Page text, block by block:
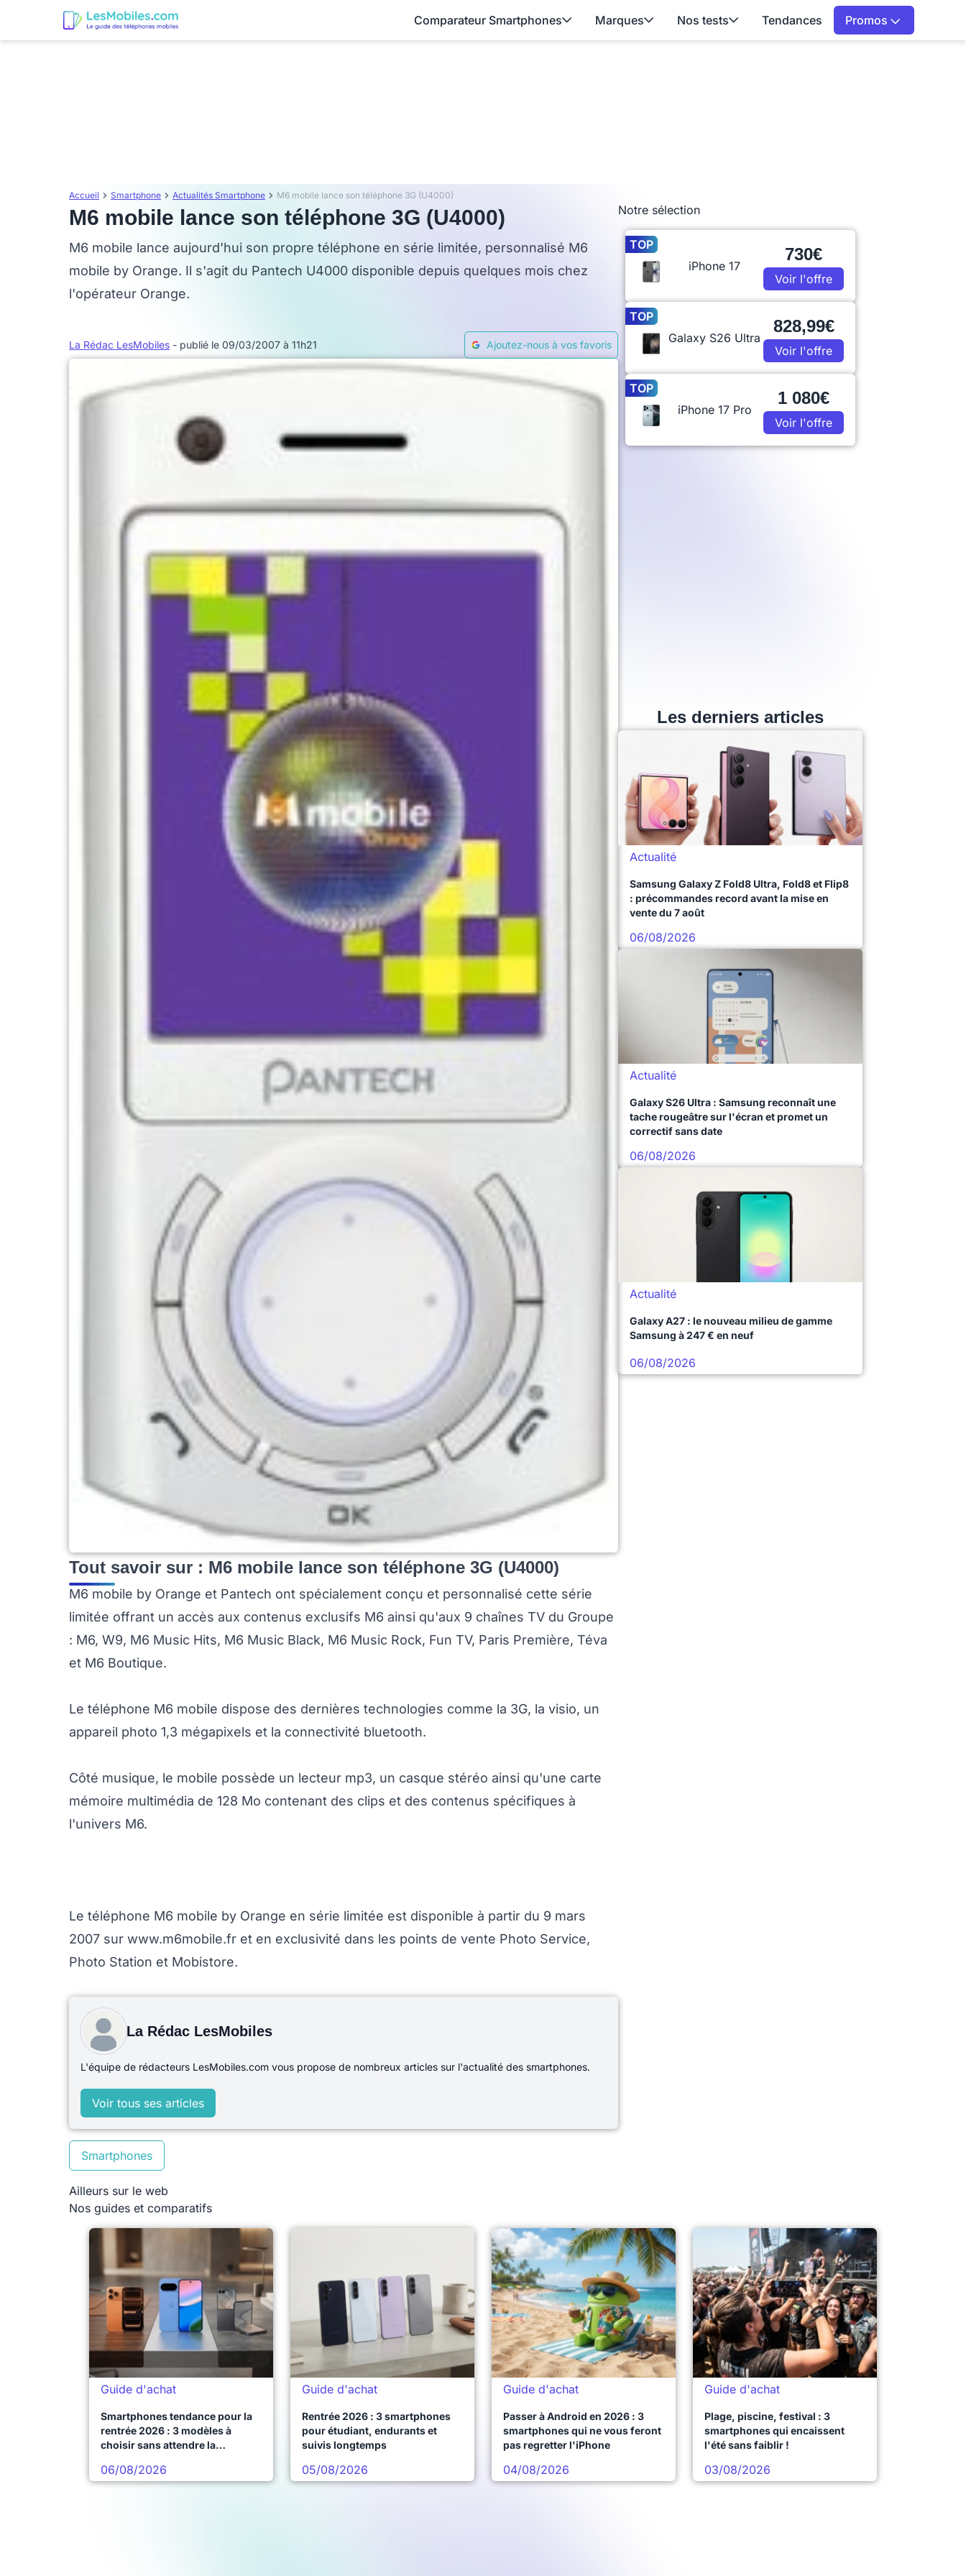
Comparateur Smartphones Marques Nos tests Tendances Promos
Accueil Smartphone Actualités Smartphone M6 mobile lance son téléphone 3G (U4000)
M6 mobile lance son téléphone 3G (U4000)
M6 mobile lance aujourd'hui son propre téléphone en série limitée, personnalisé M6
mobile by Orange. Il s'agit du Pantech U4000 disponible depuis quelques mois chez
l'opérateur Orange.
La Rédac LesMobiles - publié le 09/03/2007 à 11h21 Ajoutez-nous à vos favoris
Tout savoir sur : M6 mobile lance son téléphone 3G (U4000)
M6 mobile by Orange et Pantech ont spécialement conçu et personnalisé cette série
limitée offrant un accès aux contenus exclusifs M6 ainsi qu'aux 9 chaînes TV du Groupe
: M6, W9, M6 Music Hits, M6 Music Black, M6 Music Rock, Fun TV, Paris Première, Téva
et M6 Boutique.
Le téléphone M6 mobile dispose des dernières technologies comme la 3G, la visio, un
appareil photo 1,3 mégapixels et la connectivité bluetooth.
Côté musique, le mobile possède un lecteur mp3, un casque stéréo ainsi qu'une carte
mémoire multimédia de 128 Mo contenant des clips et des contenus spécifiques à
l'univers M6.
Le téléphone M6 mobile by Orange en série limitée est disponible à partir du 9 mars
2007 sur www.m6mobile.fr et en exclusivité dans les points de vente Photo Service,
Photo Station et Mobistore.
La Rédac LesMobiles
L'équipe de rédacteurs LesMobiles.com vous propose de nombreux articles sur l'actualité des smartphones.
Voir tous ses articles
Smartphones
Ailleurs sur le web
Notre sélection
TOP
iPhone 17
730€
Voir l'offre
TOP
Galaxy S26 Ultra
828,99€
Voir l'offre
TOP
iPhone 17 Pro
1 080€
Voir l'offre
Les derniers articles
Actualité
Samsung Galaxy Z Fold8 Ultra, Fold8 et Flip8
: précommandes record avant la mise en
vente du 7 août
06/08/2026
Actualité
Galaxy S26 Ultra : Samsung reconnaît une
tache rougeâtre sur l'écran et promet un
correctif sans date
06/08/2026
Actualité
Galaxy A27 : le nouveau milieu de gamme
Samsung à 247 € en neuf
06/08/2026
Nos guides et comparatifs
Guide d'achat
Smartphones tendance pour la
rentrée 2026 : 3 modèles à
choisir sans attendre la
06/08/2026
Guide d'achat
Rentrée 2026 : 3 smartphones
pour étudiant, endurants et
suivis longtemps
05/08/2026
Guide d'achat
Passer à Android en 2026 : 3
smartphones qui ne vous feront
pas regretter l'iPhone
04/08/2026
Guide d'achat
Plage, piscine, festival : 3
smartphones qui encaissent
l'été sans faiblir !
03/08/2026